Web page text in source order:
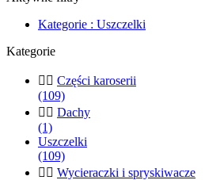
Kategorie : Uszczelki
Kategorie
  Części karoserii
(109)
  Dachy
(1)
Uszczelki
(109)
  Wycieraczki i spryskiwacze